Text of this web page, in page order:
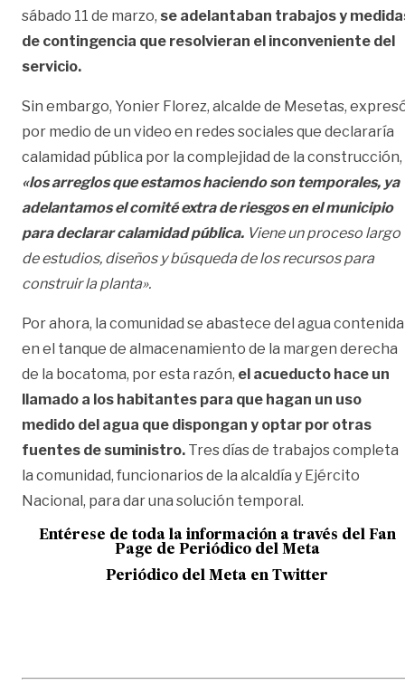
sábado 11 de marzo, se adelantaban trabajos y
de contingencia que resolvieran el inconveniente del
servicio.
Sin embargo, Yonier Florez, alcalde de Mesetas,
por medio de un video en redes sociales que declararía
calamidad pública por la complejidad de la construcción,
«los arreglos que estamos haciendo son temporales, ya
adelantamos el comité extra de riesgos en el municipio
para declarar calamidad pública. Viene un proceso largo
de estudios, diseños y búsqueda de los recursos para
construir la planta».
Por ahora, la comunidad se abastece del agua contenida
en el tanque de almacenamiento de la margen derecha
de la bocatoma, por esta razón, el acueducto hace un
llamado a los habitantes para que hagan un uso
medido del agua que dispongan y optar por otras
fuentes de suministro. Tres días de trabajos completa
la comunidad, funcionarios de la alcaldía y Ejército
Nacional, para dar una solución temporal.
Entérese de toda la información a través del Fan
Page de Periódico del Meta
Periódico del Meta en Twitter